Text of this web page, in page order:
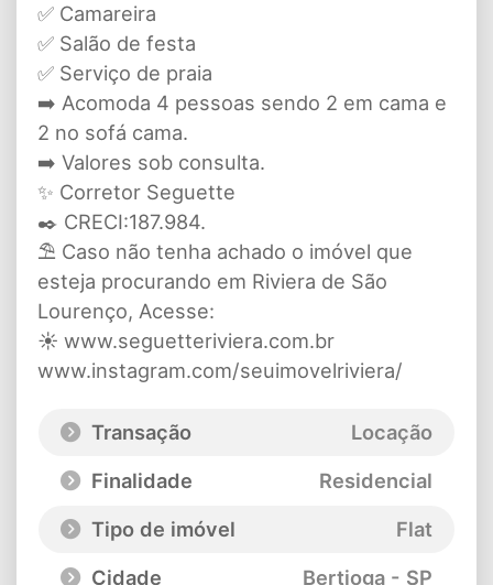
✅ Camareira
✅ Salão de festa
✅ Serviço de praia
➡️ Acomoda 4 pessoas sendo 2 em cama e
2 no sofá cama.
➡️ Valores sob consulta.
✨ Corretor Seguette
✒️ CRECI:187.984.
⛱️ Caso não tenha achado o imóvel que
esteja procurando em Riviera de São
Lourenço, Acesse:
☀️ www.seguetteriviera.com.br
www.instagram.com/seuimovelriviera/
Transação
Locação
Finalidade
Residencial
Tipo de imóvel
Flat
Cidade
Bertioga - SP